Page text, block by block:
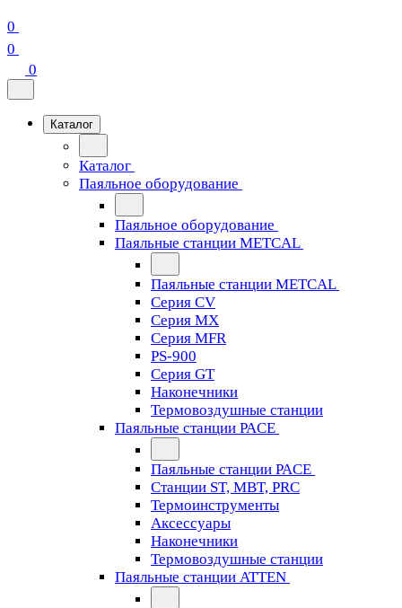
0
0
0
Каталог
Каталог
Паяльное оборудование
Паяльное оборудование
Паяльные станции METCAL
Паяльные станции METCAL
Серия CV
Серия MX
Серия MFR
PS-900
Серия GT
Наконечники
Термовоздушные станции
Паяльные станции PACE
Паяльные станции PACE
Станции ST, MBT, PRC
Термоинструменты
Аксессуары
Наконечники
Термовоздушные станции
Паяльные станции ATTEN